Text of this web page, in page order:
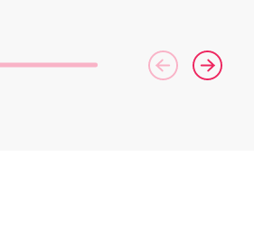
ご予約、ご来店お待ちしており
ます️ #ホワイトニンク #ホワイ